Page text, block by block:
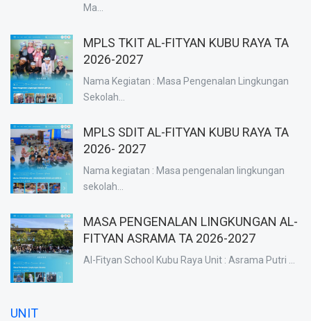
Ma...
MPLS TKIT AL-FITYAN KUBU RAYA TA
2026-2027
Nama Kegiatan : Masa Pengenalan Lingkungan
Sekolah...
MPLS SDIT AL-FITYAN KUBU RAYA TA
2026- 2027
Nama kegiatan : Masa pengenalan lingkungan
sekolah...
MASA PENGENALAN LINGKUNGAN AL-
FITYAN ASRAMA TA 2026-2027
Al-Fityan School Kubu Raya Unit : Asrama Putri ...
UNIT